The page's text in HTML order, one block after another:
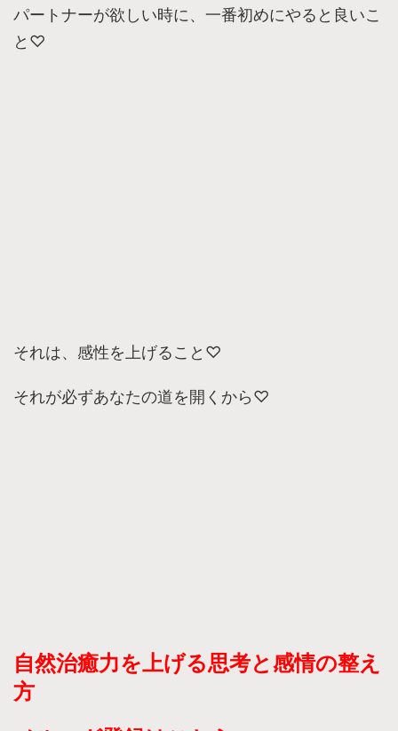
パートナーが欲しい時に、一番初めにやると良いこ
と♡
それは、感性を上げること♡
それが必ずあなたの道を開くから♡
自然治癒力を上げる思考と感情の整え
方